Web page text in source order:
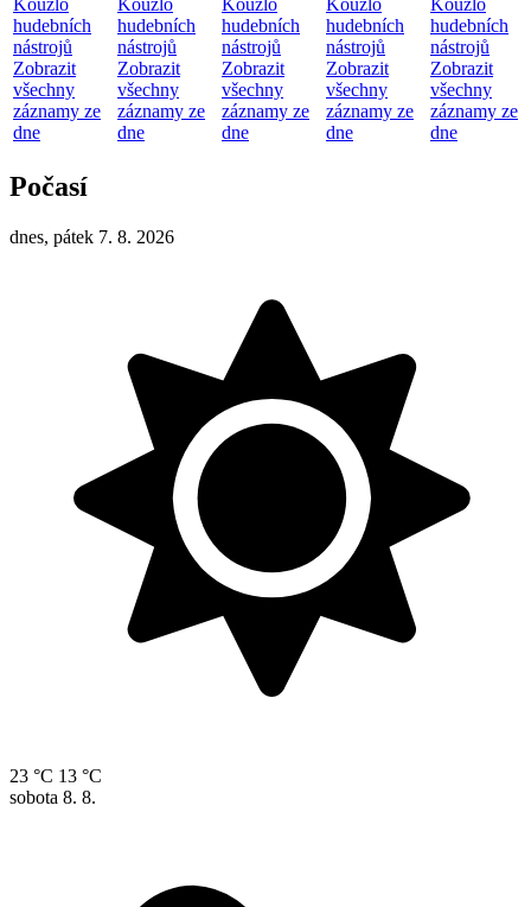
Kouzlo
hudebních
nástrojů
Zobrazit
všechny
záznamy ze
dne
Kouzlo
hudebních
nástrojů
Zobrazit
všechny
záznamy ze
dne
Kouzlo
hudebních
nástrojů
Zobrazit
všechny
záznamy ze
dne
Kouzlo
hudebních
nástrojů
Zobrazit
všechny
záznamy ze
dne
Kouzlo
hudebních
nástrojů
Zobrazit
všechny
záznamy ze
dne
Počasí
dnes, pátek 7. 8. 2026
23 °C 13 °C
sobota 8. 8.